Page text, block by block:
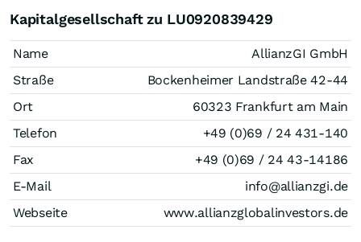
Kapitalgesellschaft zu LU0920839429
Name
AllianzGI GmbH
Straße
Bockenheimer Landstraße 42-44
Ort
60323 Frankfurt am Main
Telefon
+49 (0)69 / 24 431-140
Fax
+49 (0)69 / 24 43-14186
E-Mail
info@allianzgi.de
Webseite
www.allianzglobalinvestors.de